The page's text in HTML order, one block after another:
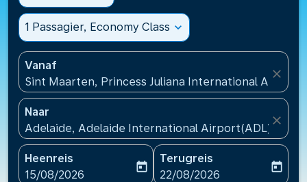
1 Passagier, Economy Class expand_more
Vanaf
Sint Maarten, Princess Juliana International
close
Naar
Adelaide, Adelaide International Airport(ADL),
close
Heenreis
fc-booking-departure-date-aria-label
15/08/2026
today
Terugreis
fc-booking-return-date-
22/08/2026
today